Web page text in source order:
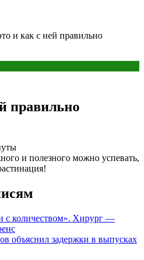
и как с ней правильно
правильно
и полезного можно успевать,
с количеством». Хирург —
объяснил задержки в выпусках